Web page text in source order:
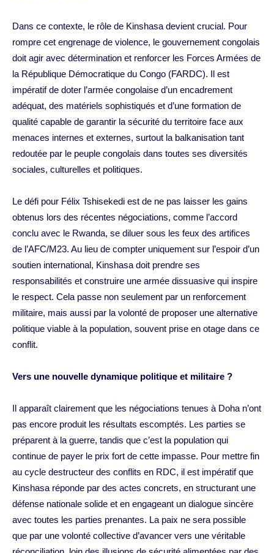
Dans ce contexte, le rôle de Kinshasa devient crucial. Pour
rompre cet engrenage de violence, le gouvernement congolais
doit agir avec détermination et renforcer les Forces Armées de
la République Démocratique du Congo (FARDC). Il est
impératif de doter l’armée congolaise d’un encadrement
adéquat, des matériels sophistiqués et d’une formation de
qualité capable de garantir la sécurité du territoire face aux
menaces internes et externes, surtout la balkanisation tant
redoutée par le peuple congolais dans toutes ses diversités
sociales, culturelles et politiques.
Le défi pour Félix Tshisekedi est de ne pas laisser les gains
obtenus lors des récentes négociations, comme l’accord
conclu avec le Rwanda, se diluer sous les feux des artifices
de l’AFC/M23. Au lieu de compter uniquement sur l’espoir d’un
soutien international, Kinshasa doit prendre ses
responsabilités et construire une armée dissuasive qui inspire
le respect. Cela passe non seulement par un renforcement
militaire, mais aussi par la volonté de proposer une alternative
politique viable à la population, souvent prise en otage dans ce
conflit.
Vers une nouvelle dynamique politique et militaire ?
Il apparaît clairement que les négociations tenues à Doha n’ont
pas encore produit les résultats escomptés. Les parties se
préparent à la guerre, tandis que c’est la population qui
continue de payer le prix fort de cette impasse. Pour mettre fin
au cycle destructeur des conflits en RDC, il est impératif que
Kinshasa réponde par des actes concrets, en structurant une
défense nationale solide et en engageant un dialogue sincère
avec toutes les parties prenantes. La paix ne sera possible
que par une volonté collective d’avancer vers une véritable